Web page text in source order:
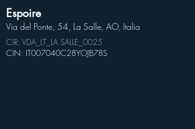
Espoire
Via del Ponte, 54, La Salle, AO, Italia
CIR: VDA_LT_LA SALLE_0025
CIN: IT007040C28YOJB78S